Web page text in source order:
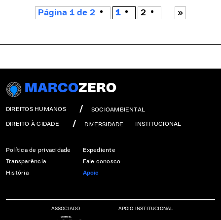
Página 1 de 2 1 2 »
MARCOZERO
DIREITOS HUMANOS SOCIOAMBIENTAL
DIREITO À CIDADE DIVERSIDADE INSTITUCIONAL
Política de privacidade
Transparência
História
Expediente
Fale conosco
Apoie
ASSOCIADO APOIO INSTITUCIONAL